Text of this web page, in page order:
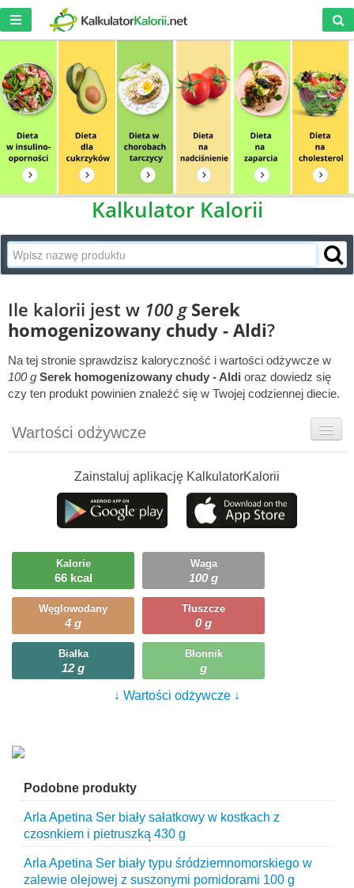
Kalkulator Kalorii
Ile kalorii jest w 100 g Serek
homogenizowany chudy - Aldi?
Na tej stronie sprawdzisz kaloryczność i wartości odżywcze w
100 g Serek homogenizowany chudy - Aldi oraz dowiedz się
czy ten produkt powinien znaleźć się w Twojej codziennej diecie.
Wartości odżywcze
Ciekawostki
Ile możesz zjeść?
Zainstaluj aplikację KalkulatorKalorii
Kalorie
66 kcal
Waga
100 g
Węglowodany
4 g
Tłuszcze
0 g
Białka
12 g
Błonnik
g
↓ Wartości odżywcze ↓
Podobne produkty
Arla Apetina Ser biały sałatkowy w kostkach z
czosnkiem i pietruszką 430 g
Arla Apetina Ser biały typu śródziemnomorskiego w
zalewie olejowej z suszonymi pomidorami 100 g